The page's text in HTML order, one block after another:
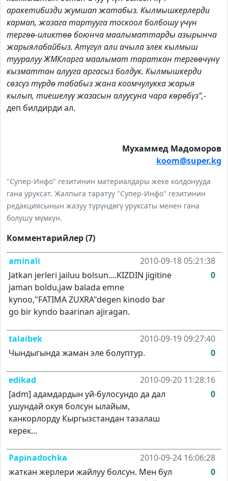
аракетибизди жумшап жатабыз. Кылмышкерлерди
кармап, жазага тартууга тоскоол болбошу үчүн
тергөө-иликтөө боюнча маалыматтарды азырынча
жарыялабайбыз. Атүгүл али ачыла элек кылмыш
тууралуу ЖМКларга маалымат тараткан тергөөчүнү
кызматтан алууга аргасыз болдук. Кылмышкерди
сөзсүз түрдө табабыз жана коомчулукка жарыя
кылып, тиешелүү жазасын алуусуна чара көрөбүз”,-
деп билдирди ал.
Мухаммед Мадоморов
koom@super.kg
"Супер-Инфо" гезитинин материалдары жеке колдонууда
гана уруксат. Жалпыга таратуу "Супер-Инфо" гезитинин
редакциясынын жазуу түрүндөгү уруксаты менен гана
болушу мүмкүн.
Комментарийлер (7)
aminali
2010-09-18 05:21:38
Jatkan jerleri jailuu bolsun....KIZDIN jigitine
jaman boldu,jaw balada emne
kynoo,"FATIMA ZUXRA"degen kinodo bar
go bir kyndo baarinan ajiragan.
0
talaibek
2010-09-19 09:27:40
Чындыгында жаман эле болуптур.
0
edikad
2010-09-20 11:28:16
[adm] адамдардын уй-булосундо да дал
ушундай окуя болсун ылайым,
канкорлорду Кыргызстандан тазалаш
керек...
0
Papinadochka
2010-09-24 16:06:28
жаткан жерлери жайлуу болсун. Мен бул
0